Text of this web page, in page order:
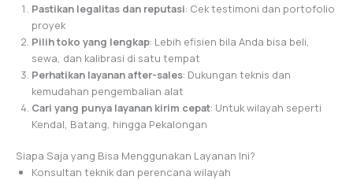
Pastikan legalitas dan reputasi: Cek testimoni dan portofolio
proyek
Pilih toko yang lengkap: Lebih efisien bila Anda bisa beli,
sewa, dan kalibrasi di satu tempat
Perhatikan layanan after-sales: Dukungan teknis dan
kemudahan pengembalian alat
Cari yang punya layanan kirim cepat: Untuk wilayah seperti
Kendal, Batang, hingga Pekalongan
Siapa Saja yang Bisa Menggunakan Layanan Ini?
Konsultan teknik dan perencana wilayah